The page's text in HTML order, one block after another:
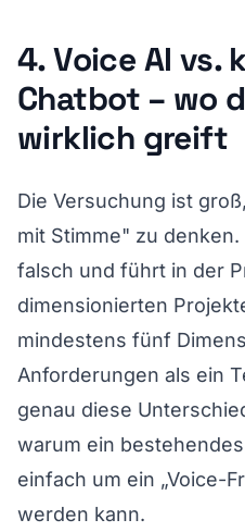
4. Voice AI vs.
Chatbot – wo
wirklich greift
Die Versuchung ist
mit Stimme" zu
falsch und führt in der
dimensionierten
mindestens fünf
Anforderungen als ein
genau diese
warum ein bestehendes
einfach um ein „Voice-
werden kann.